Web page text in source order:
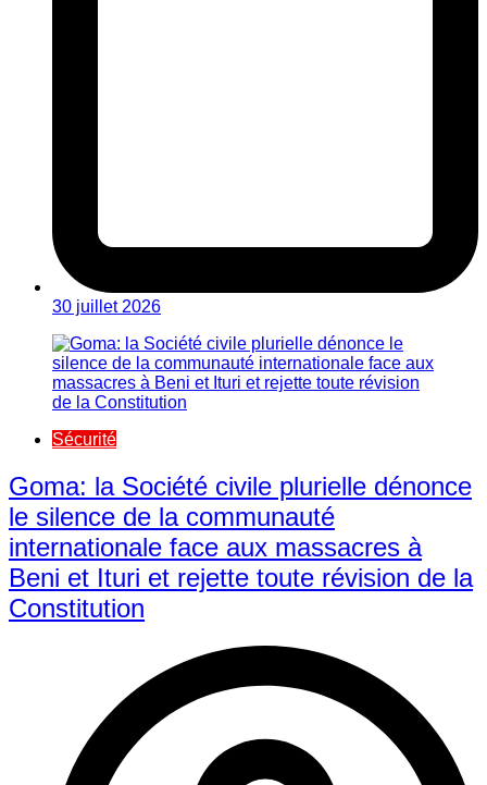
30 juillet 2026
Sécurité
Goma: la Société civile plurielle dénonce
le silence de la communauté
internationale face aux massacres à
Beni et Ituri et rejette toute révision de la
Constitution